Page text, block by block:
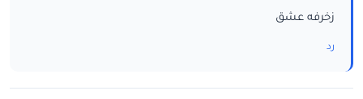
زخرفه عشق
رد